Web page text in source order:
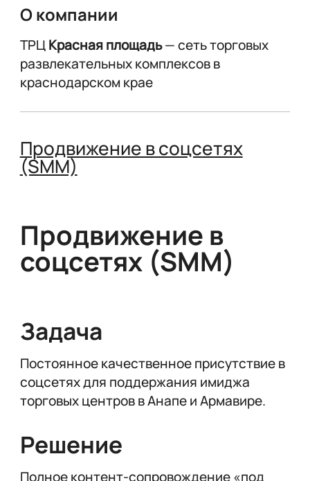
О компании
ТРЦКрасная площадь— сеть торговых
развлекательных комплексов в
краснодарском крае
Продвижение в соцсетях
(SMM)
Продвижение в
соцсетях (SMM)
Задача
Постоянное качественное присутствие в
соцсетях для поддержания имиджа
торговых центров в Анапе и Армавире.
Решение
Полное контент-сопровождение «под